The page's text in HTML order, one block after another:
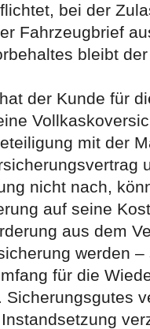
bei der
Fahrzeugbrief
bleibt
der Kunde für
mit der
nicht nach,
auf seine
aus dem
werden
für die
Sicherungsgutes